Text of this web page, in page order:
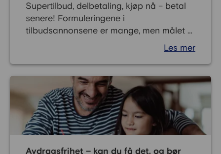
Supertilbud, delbetaling, kjøp nå – betal
senere! Formuleringene i
tilbudsannonsene er mange, men målet er
det samme: Å få deg til å bruke penger
du ikke har, på produkter annonsørene
tror du vil ha.
Les mer
Avdragsfrihet – kan du få det, og bør